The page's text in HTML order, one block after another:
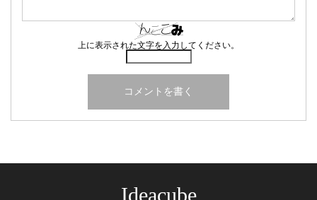
上に表示された文字を入力してください。
Ideacube